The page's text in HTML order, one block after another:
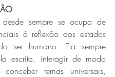
desde sempre se ocupa de
à reflexão dos estados
ser humano. Ela sempre
escrita, interagir de modo
temas universais,